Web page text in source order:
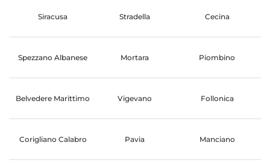
Siracusa Stradella Cecina
Spezzano Albanese Mortara Piombino
Belvedere Marittimo Vigevano Follonica
Corigliano Calabro Pavia Manciano